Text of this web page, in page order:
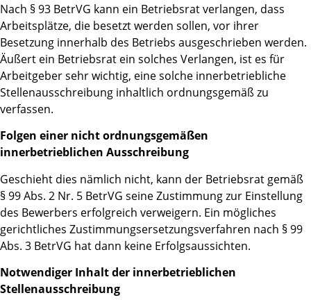
Nach § 93 BetrVG kann ein Betriebsrat verlangen, dass
Arbeitsplätze, die besetzt werden sollen, vor ihrer
Besetzung innerhalb des Betriebs ausgeschrieben werden.
Äußert ein Betriebsrat ein solches Verlangen, ist es für
Arbeitgeber sehr wichtig, eine solche innerbetriebliche
Stellenausschreibung inhaltlich ordnungsgemäß zu
verfassen.
Folgen einer nicht ordnungsgemäßen
innerbetrieblichen Ausschreibung
Geschieht dies nämlich nicht, kann der Betriebsrat gemäß
§ 99 Abs. 2 Nr. 5 BetrVG seine Zustimmung zur Einstellung
des Bewerbers erfolgreich verweigern. Ein mögliches
gerichtliches Zustimmungsersetzungsverfahren nach § 99
Abs. 3 BetrVG hat dann keine Erfolgsaussichten.
Notwendiger Inhalt der innerbetrieblichen
Stellenausschreibung